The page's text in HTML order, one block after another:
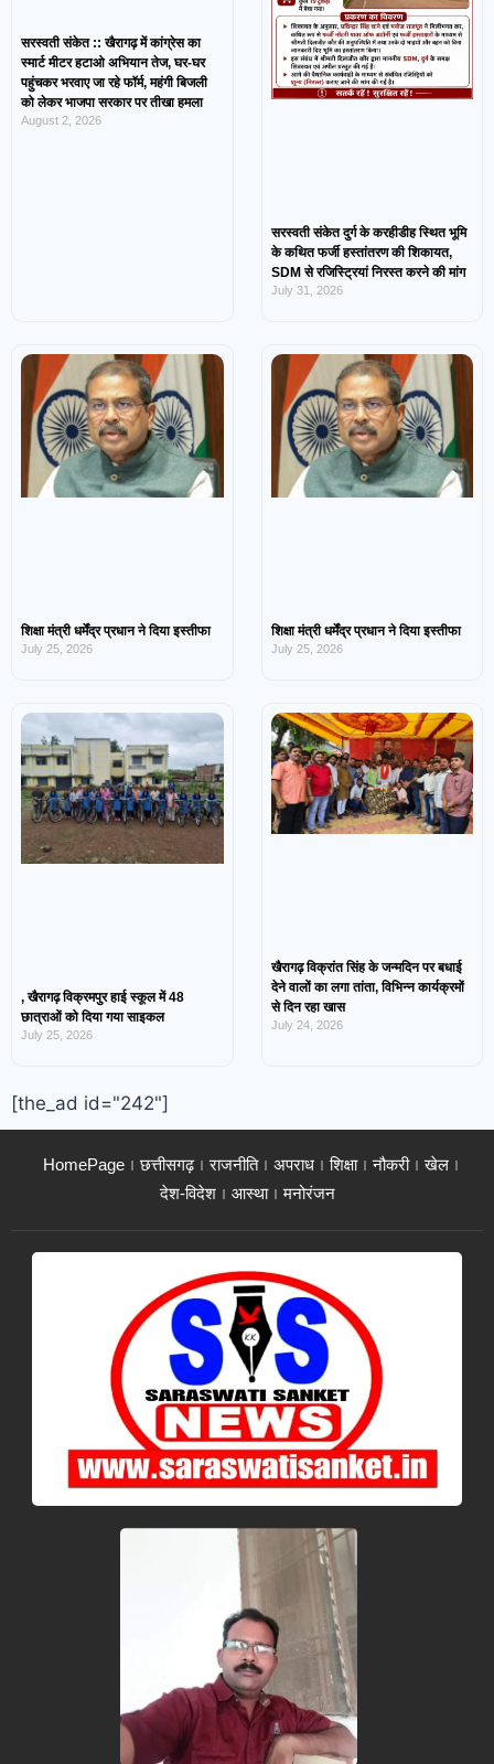
सरस्वती संकेत :: खैरागढ़ में कांग्रेस का
स्मार्ट मीटर हटाओ अभियान तेज, घर-घर
पहुंचकर भरवाए जा रहे फॉर्म, महंगी बिजली
को लेकर भाजपा सरकार पर तीखा हमला
August 2, 2026
सरस्वती संकेत दुर्ग के करहीडीह स्थित भूमि
के कथित फर्जी हस्तांतरण की शिकायत,
SDM से रजिस्ट्रियां निरस्त करने की मांग
July 31, 2026
शिक्षा मंत्री धर्मेंद्र प्रधान ने दिया इस्तीफा
July 25, 2026
शिक्षा मंत्री धर्मेंद्र प्रधान ने दिया इस्तीफा
July 25, 2026
, खैरागढ़ विक्रमपुर हाई स्कूल में 48
छात्राओं को दिया गया साइकल
July 25, 2026
खैरागढ़ विक्रांत सिंह के जन्मदिन पर बधाई
देने वालों का लगा तांता, विभिन्न कार्यक्रमों
से दिन रहा खास
July 24, 2026
[the_ad id="242"]
HomePage छत्तीसगढ़ राजनीति अपराध शिक्षा नौकरी
खेल
देश-विदेश
आस्था मनोरंजन